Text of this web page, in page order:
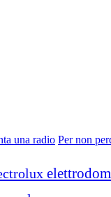
una radio Per non